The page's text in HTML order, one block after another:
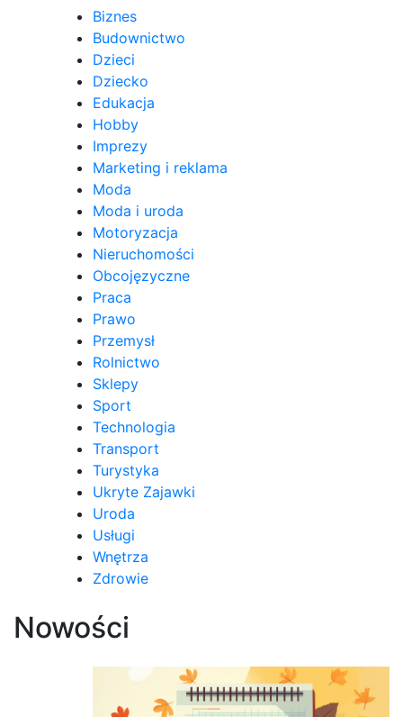
Biznes
Budownictwo
Dzieci
Dziecko
Edukacja
Hobby
Imprezy
Marketing i reklama
Moda
Moda i uroda
Motoryzacja
Nieruchomości
Obcojęzyczne
Praca
Prawo
Przemysł
Rolnictwo
Sklepy
Sport
Technologia
Transport
Turystyka
Ukryte Zajawki
Uroda
Usługi
Wnętrza
Zdrowie
Nowości